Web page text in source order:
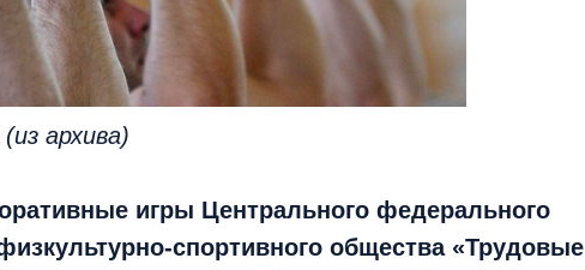
архива)
игры Центрального федерального
спортивного общества «Трудовые